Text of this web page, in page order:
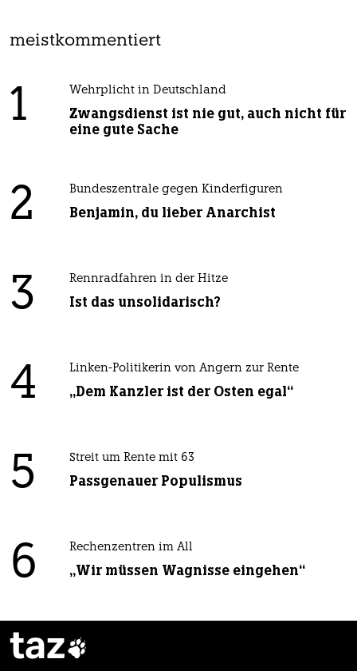
meistkommentiert
1 Wehrplicht in Deutschland
Zwangsdienst ist nie gut, auch nicht für
eine gute Sache
2 Bundeszentrale gegen Kinderfiguren
Benjamin, du lieber Anarchist
3 Rennradfahren in der Hitze
Ist das unsolidarisch?
4 Linken-Politikerin von Angern zur Rente
„Dem Kanzler ist der Osten egal“
5 Streit um Rente mit 63
Passgenauer Populismus
6 Rechenzentren im All
„Wir müssen Wagnisse eingehen“
taz